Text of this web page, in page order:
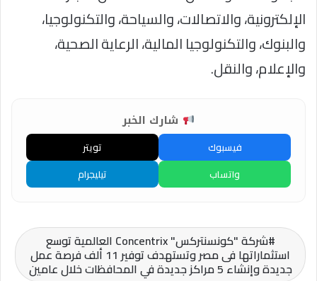
الإلكترونية، والاتصالات، والسياحة، والتكنولوجيا،
والبنوك، والتكنولوجيا المالية، الرعاية الصحية،
والإعلام، والنقل.
شارك الخبر
فيسبوك
تويتر
واتساب
تيليجرام
شركة "كونسنتركس" Concentrix العالمية توسع
استثماراتها فى مصر وتستهدف توفير 11 ألف فرصة عمل
جديدة وإنشاء 5 مراكز جديدة في المحافظات خلال عامين